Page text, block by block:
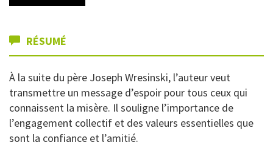
RÉSUMÉ
À la suite du père Joseph Wresinski, l’auteur veut
transmettre un message d’espoir pour tous ceux qui
connaissent la misère. Il souligne l’importance de
l’engagement collectif et des valeurs essentielles que
sont la confiance et l’amitié.